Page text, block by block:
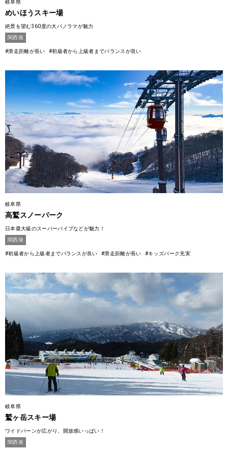
岐阜県
めいほうスキー場
絶景を望む360度の大パノラマが魅力
関西発
#滑走距離が長い #初級者から上級者までバランスが良い
岐阜県
高鷲スノーパーク
日本最大級のスーパーパイプなどが魅力！
関西発
#初級者から上級者までバランスが良い #滑走距離が長い #キッズパーク充実
岐阜県
鷲ヶ岳スキー場
ワイドバーンが広がり、開放感いっぱい！
関西発